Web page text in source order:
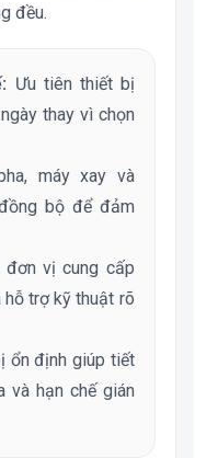
đều.
Ưu tiên thiết bị
thay vì chọn
máy xay và
bộ để đảm
đơn vị cung cấp
hỗ trợ kỹ thuật rõ
ổn định giúp tiết
và hạn chế gián